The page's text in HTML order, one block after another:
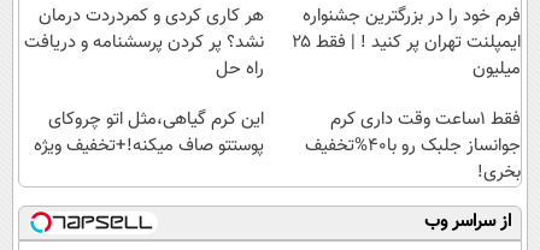
فرم خود را در بزرگترین جشنواره
ایمپلنت تهران پر کنید ! | فقط ۲۵
میلیون
هر کاری کردی و کمردردت درمان
نشد؟ پر کردن پرسشنامه و دریافت
راه حل
فقط 1ساعت وقت داری کرم
جوانساز جلبک رو با40%تخفیف
بخری!
این کرم گیاهی،مثل اتو چروکای
پوستتو صاف میکنه!+تخفیف ویژه
از سراسر وب